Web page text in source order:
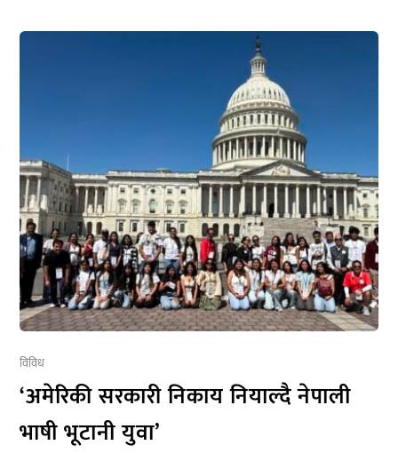
विविध
‘अमेरिकी सरकारी निकाय नियाल्दै नेपाली
भाषी भूटानी युवा’